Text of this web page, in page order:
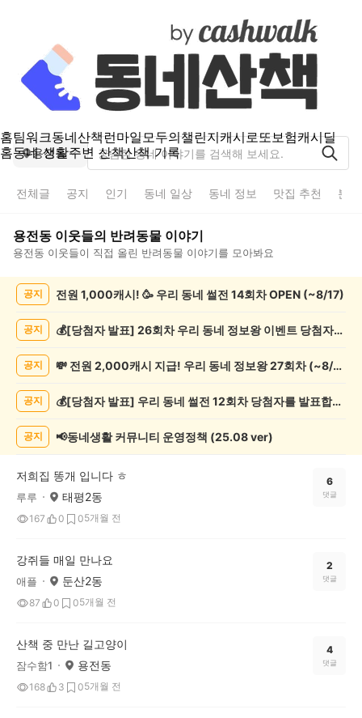
홈팀워크동네산책런마일모두의챌린지캐시로또보험캐시딜
홈동네 생활주변 산책산책 기록
용전동
전체글 공지 인기 동네 일상 동네 정보 맛집 추천 분
용전동 이웃들의 반려동물 이야기
용전동 이웃들이 직접 올린 반려동물 이야기를 모아봐요
록
공지 전원 1,000캐시! 🥳 우리 동네 썰전 14회차 OPEN (~8/17)
공지 💰[당첨자 발표] 26회차 우리 동네 정보왕 이벤트 당첨자를 발표합니다!
공지 💸 전원 2,000캐시 지급! 우리 동네 정보왕 27회차 (~8/10)
공지 💰[당첨자 발표] 우리 동네 썰전 12회차 당첨자를 발표합니다!
공지 📢동네생활 커뮤니티 운영정책 (25.08 ver)
저희집 똥개 입니다 ㅎ
루루 태평2동
167 0 05개월 전
6
댓글
강쥐들 매일 만나요
애플 둔산2동
87 0 05개월 전
2
댓글
산책 중 만난 길고양이
잠수함1 용전동
168 3 05개월 전
4
댓글